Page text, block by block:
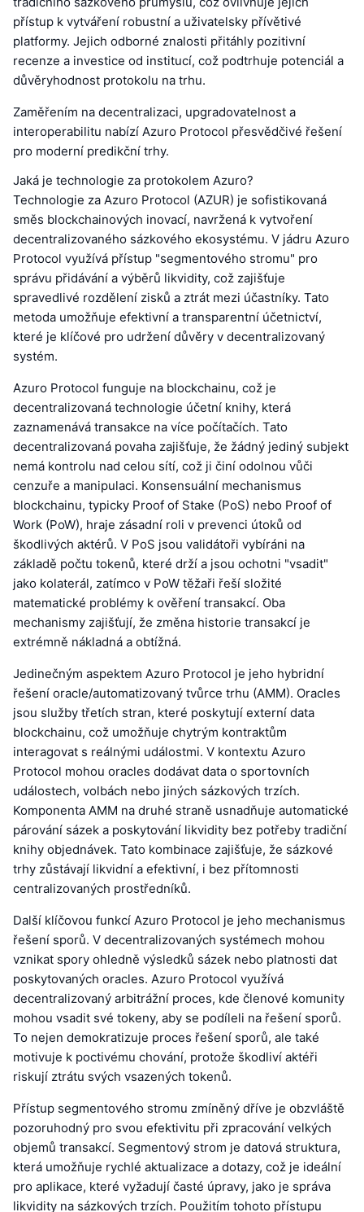
přístup k vytváření robustní a uživatelsky přívětivé
platformy. Jejich odborné znalosti přitáhly pozitivní
recenze a investice od institucí, což podtrhuje potenciál a
důvěryhodnost protokolu na trhu.
Zaměřením na decentralizaci, upgradovatelnost a
interoperabilitu nabízí Azuro Protocol přesvědčivé řešení
pro moderní predikční trhy.
Jaká je technologie za protokolem Azuro?
Technologie za Azuro Protocol (AZUR) je sofistikovaná
směs blockchainových inovací, navržená k vytvoření
decentralizovaného sázkového ekosystému. V jádru Azuro
Protocol využívá přístup "segmentového stromu" pro
správu přidávání a výběrů likvidity, což zajišťuje
spravedlivé rozdělení zisků a ztrát mezi účastníky. Tato
metoda umožňuje efektivní a transparentní účetnictví,
které je klíčové pro udržení důvěry v decentralizovaný
systém.
Azuro Protocol funguje na blockchainu, což je
decentralizovaná technologie účetní knihy, která
zaznamenává transakce na více počítačích. Tato
decentralizovaná povaha zajišťuje, že žádný jediný subjekt
nemá kontrolu nad celou sítí, což ji činí odolnou vůči
cenzuře a manipulaci. Konsensuální mechanismus
blockchainu, typicky Proof of Stake (PoS) nebo Proof of
Work (PoW), hraje zásadní roli v prevenci útoků od
škodlivých aktérů. V PoS jsou validátoři vybíráni na
základě počtu tokenů, které drží a jsou ochotni "vsadit"
jako kolaterál, zatímco v PoW těžaři řeší složité
matematické problémy k ověření transakcí. Oba
mechanismy zajišťují, že změna historie transakcí je
extrémně nákladná a obtížná.
Jedinečným aspektem Azuro Protocol je jeho hybridní
řešení oracle/automatizovaný tvůrce trhu (AMM). Oracles
jsou služby třetích stran, které poskytují externí data
blockchainu, což umožňuje chytrým kontraktům
interagovat s reálnými událostmi. V kontextu Azuro
Protocol mohou oracles dodávat data o sportovních
událostech, volbách nebo jiných sázkových trzích.
Komponenta AMM na druhé straně usnadňuje automatické
párování sázek a poskytování likvidity bez potřeby tradiční
knihy objednávek. Tato kombinace zajišťuje, že sázkové
trhy zůstávají likvidní a efektivní, i bez přítomnosti
centralizovaných prostředníků.
Další klíčovou funkcí Azuro Protocol je jeho mechanismus
řešení sporů. V decentralizovaných systémech mohou
vznikat spory ohledně výsledků sázek nebo platnosti dat
poskytovaných oracles. Azuro Protocol využívá
decentralizovaný arbitrážní proces, kde členové komunity
mohou vsadit své tokeny, aby se podíleli na řešení sporů.
To nejen demokratizuje proces řešení sporů, ale také
motivuje k poctivému chování, protože škodliví aktéři
riskují ztrátu svých vsazených tokenů.
Přístup segmentového stromu zmíněný dříve je obzvláště
pozoruhodný pro svou efektivitu při zpracování velkých
objemů transakcí. Segmentový strom je datová struktura,
která umožňuje rychlé aktualizace a dotazy, což je ideální
pro aplikace, které vyžadují časté úpravy, jako je správa
likvidity na sázkových trzích. Použitím tohoto přístupu